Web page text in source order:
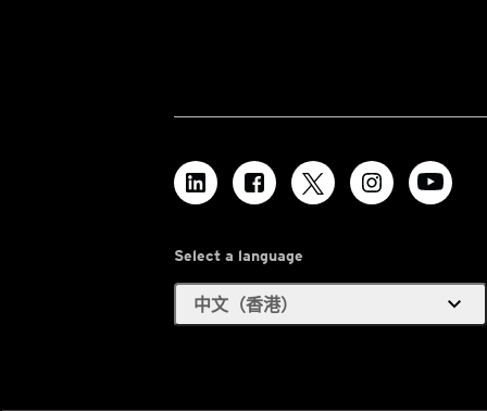
Select a language
中文（香港） expand_more